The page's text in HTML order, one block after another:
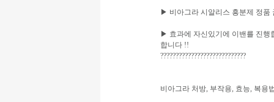
▶ 비아그라 시알리스 흥분제 정품
▶ 효과에 자신있기에 이밴를 진행
합니다 !!
????????????????????????????
비아그라 처방, 부작용, 효능, 복용